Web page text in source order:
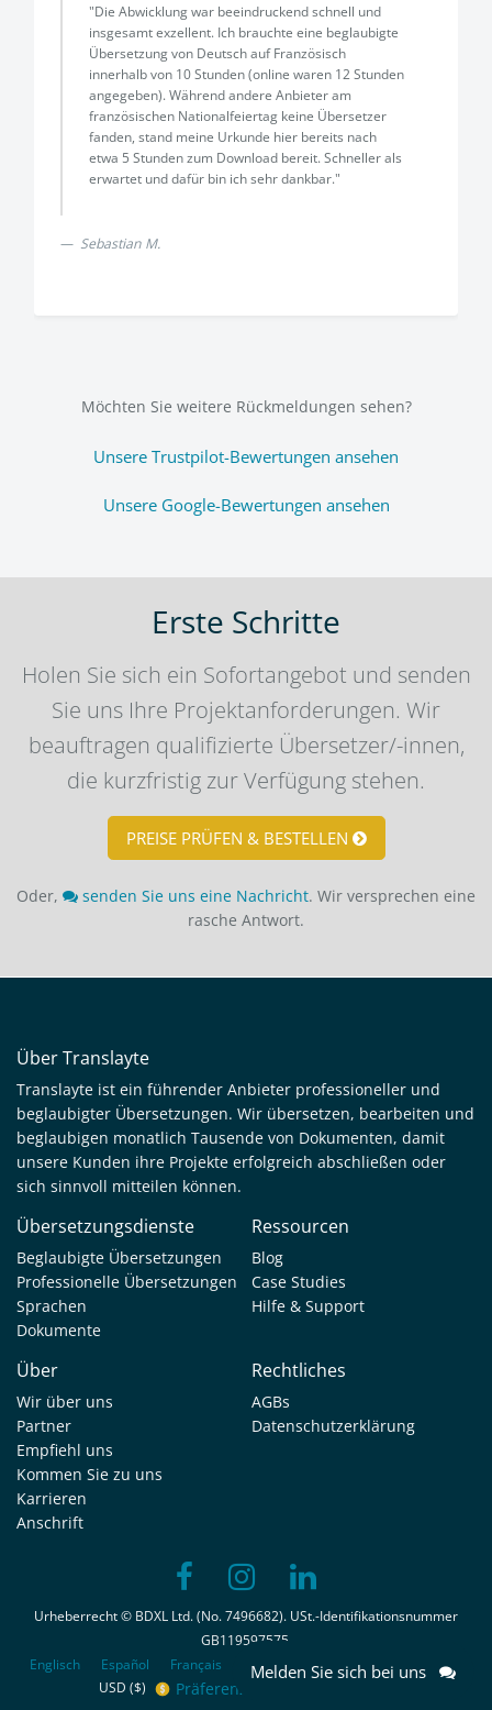
"Die Abwicklung war beeindruckend schnell und
insgesamt exzellent. Ich brauchte eine beglaubigte
Übersetzung von Deutsch auf Französisch
innerhalb von 10 Stunden (online waren 12 Stunden
angegeben). Während andere Anbieter am
französischen Nationalfeiertag keine Übersetzer
fanden, stand meine Urkunde hier bereits nach
etwa 5 Stunden zum Download bereit. Schneller als
erwartet und dafür bin ich sehr dankbar."
Sebastian M.
Möchten Sie weitere Rückmeldungen sehen?
Unsere Trustpilot-Bewertungen ansehen
Unsere Google-Bewertungen ansehen
Erste Schritte
Holen Sie sich ein Sofortangebot und senden
Sie uns Ihre Projektanforderungen. Wir
beauftragen qualifizierte Übersetzer/-innen,
die kurzfristig zur Verfügung stehen.
PREISE PRÜFEN & BESTELLEN
Oder, senden Sie uns eine Nachricht. Wir versprechen eine
rasche Antwort.
Melden Sie sich bei uns
Über Translayte
Translayte ist ein führender Anbieter professioneller und
beglaubigter Übersetzungen. Wir übersetzen, bearbeiten und
beglaubigen monatlich Tausende von Dokumenten, damit
unsere Kunden ihre Projekte erfolgreich abschließen oder
sich sinnvoll mitteilen können.
Übersetzungsdienste
Beglaubigte Übersetzungen
Professionelle Übersetzungen
Sprachen
Dokumente
Ressourcen
Blog
Case Studies
Hilfe & Support
Über
Wir über uns
Partner
Empfiehl uns
Kommen Sie zu uns
Karrieren
Anschrift
Rechtliches
AGBs
Datenschutzerklärung
Urheberrecht © BDXL Ltd. (No. 7496682). USt.-Identifikationsnummer
GB119597575.
Englisch
Español Français Nederlands Português
Italiano
USD ($)
Präferenzen der Zustimmung